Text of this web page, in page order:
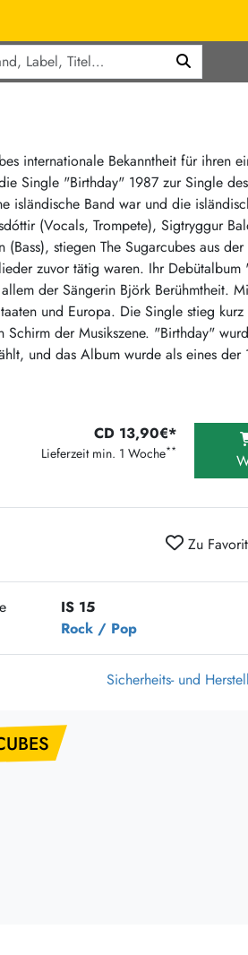
/ Jazz
Crazysane Günstiger
Fuzzorama günstiger
Tapete Records günstiger
Sunny Sunny Bastards
Warner Rockerwochen
Universal Vinyl Günstig
International Anthem
BMG Aktion
Clouds Hill & Broken
Epitaph Vinyl Günstiger
internationale Bekanntheit für ihren
Single "Birthday" 1987 zur Single
Band war und die
(Vocals, Trompete), Sigtryggur
stiegen The Sugarcubes aus
zuvor tätig waren. Ihr Debütalbum
der Sängerin Björk Berühmtheit.
und Europa. Die Single stieg
der Musikszene. "Birthday"
und das Album wurde als eines der
CD 13,90€*
Lieferzeit min. 1 Woche**
Zu
IS 15
Rock / Pop
Sicherheits- und